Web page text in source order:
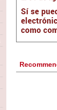
Botánica